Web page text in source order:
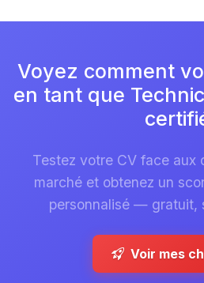
Voyez comment
en tant que
Testez votre CV face aux
marché et obtenez un
personnalisé — gratuit,
Voir mes